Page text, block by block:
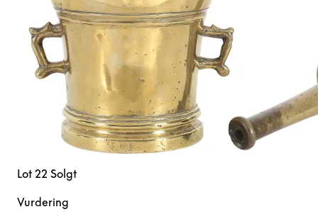
Lot 22 Solgt
Vurdering